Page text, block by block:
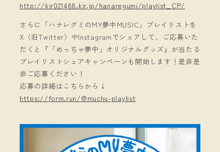
http://kir021488.kir.jp/hanaregumi/playlist_CP/
さらに「ハナレグミのMY夢中MUSIC」プレイリストを
X（旧Twitter）やInstagramでシェアして、ご応募いた
だくと『「めっちゃ夢中」オリジナルグッズ』が当たる
プレイリストシェアキャンペーンも開始します！是非是
非ご応募ください！
応募の詳細はこちらから↓
https://form.run/@muchu-playlist